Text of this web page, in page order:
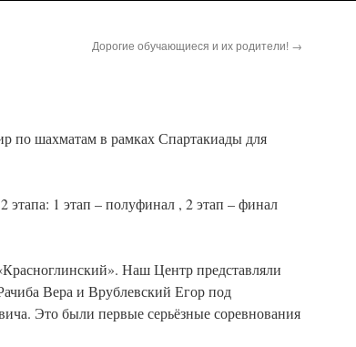
Дорогие обучающиеся и их родители! →
по шахматам в рамках Спартакиады для
1 этап – полуфинал , 2 этап – финал
Наш Центр представляли
Вера и Врублевский Егор под
Это были первые серьёзные соревнования